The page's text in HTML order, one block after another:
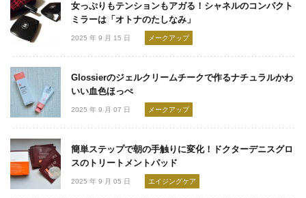
女っぷりもテンションもアガる！シャネルのコンパクト
ミラーは「オトナのたしなみ」
2025 年 9 月 15 日 メークアップ
Glossierのジェルクリームチークで作るナチュラルかわ
いい血色ほっぺ
2025 年 9 月 07 日 メークアップ
簡単ステップで朝の手触りに変化！ドクターデニスグロ
スのトリートメントパッド
2025 年 9 月 05 日 エイジングケア